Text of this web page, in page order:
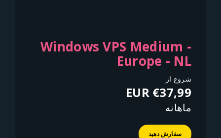
Windows VPS Medium -
Europe - NL
شروع از
€37,99 EUR
ماهانه
سفارش دهید